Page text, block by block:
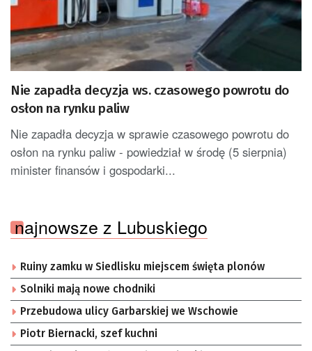
Nie zapadła decyzja ws. czasowego powrotu do
osłon na rynku paliw
Nie zapadła decyzja w sprawie czasowego powrotu do
osłon na rynku paliw - powiedział w środę (5 sierpnia)
minister finansów i gospodarki...
najnowsze z Lubuskiego
Ruiny zamku w Siedlisku miejscem święta plonów
Solniki mają nowe chodniki
Przebudowa ulicy Garbarskiej we Wschowie
Piotr Biernacki, szef kuchni